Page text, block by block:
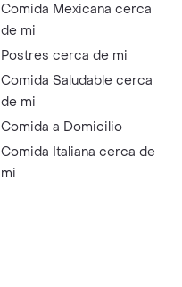
Comida Mexicana cerca
de mi
Postres cerca de mi
Comida Saludable cerca
de mi
Comida a Domicilio
Comida Italiana cerca de
mi